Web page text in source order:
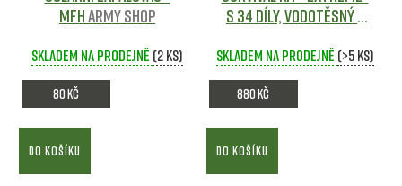
MFHArmy shop
Skladem na prodejně (2 ks)
80 Kč
DO KOŠÍKU
s 34 díly, vodotěsný -
Skladem na prodejně (>5 ks)
880 Kč
DO KOŠÍKU